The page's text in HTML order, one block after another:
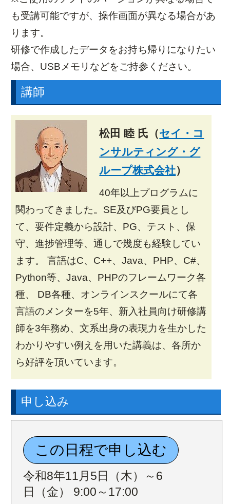
も受講可能ですが、操作画面が異なる場合があ
ります。
研修で作成したデータをお持ち帰りになりたい
場合、USBメモリなどをご持参ください。
講師
松田 睦 氏（セイ・コ
ンサルティング・グ
ループ株式会社）
40年以上プログラムに
関わってきました。SE及びPG要員とし
て、要件定義から設計、PG、テスト、保
守、進捗管理等、通しで幾度も経験してい
ます。 言語はC、C++、Java、PHP、C#、
Python等、Java、PHPのフレームワーク各
種、 DB各種、オンラインスクールにて各
言語のメンターを5年、新入社員向け研修講
師を3年務め、文系出身の表現力を生かした
わかりやすい例えを用いた講義は、各所か
ら好評を頂いています。
申し込み
令和8年11月5日（木）～6
日（金） 9:00～17:00